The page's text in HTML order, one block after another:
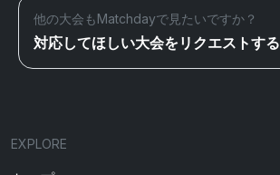
他の大会もMatchdayで見たいですか？
対応してほしい大会をリクエストする
EXPLORE